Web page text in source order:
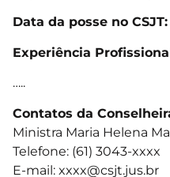
Data da posse no CSJT:
Experiência
…..
Contatos da
Ministra Maria Helena
Telefone: (61) 3043-xxxx
E-mail: xxxx@csjt.jus.br